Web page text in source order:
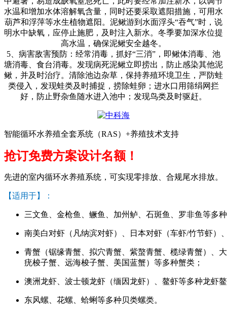
水温和增加水体溶解氧含量，同时还要采取遮阳措施，可用水
葫芦和浮萍等水生植物遮阳。泥鳅游到水面浮头“吞气”时，说
明水中缺氧，应停止施肥，及时注入新水。冬季要加深水位提
高水温，确保泥鳅安全越冬。
5 、病害敌害预防：经常消毒，抓好“三消” ，即鳅体消毒、池
塘消毒、食台消毒。发现病死泥鳅立即捞出，防止感染其他泥
鳅，并及时治疗。清除池边杂草，保持养殖环境卫生，严防蛙
类侵入，发现蛙类及时捕捉，捞除蛙卵；进水口用筛绢网拦
好，防止野杂鱼随水进入池中；发现鸟类及时驱赶。
智能循环水养殖全套系统（RAS）+养殖技术支持
抢订免费方案设计名额！
先进的室内循环水养殖系统，可实现零排放、合规尾水排放。
【适用于】：
三文鱼、金枪鱼、鳜鱼、加州鲈、石斑鱼、罗非鱼等多
南美白对虾（凡纳滨对虾）、日本对虾（车虾/竹节虾）
青蟹（锯缘青蟹、拟穴青蟹、紫螯青蟹、榄绿青蟹）、
疣梭子蟹、远海梭子蟹、美国蓝蟹）等多种蟹类；
澳洲龙虾、波士顿龙虾（缅因龙虾）、鳌虾等多种龙虾
东风螺、花螺、蛤蜊等多种贝类螺类。